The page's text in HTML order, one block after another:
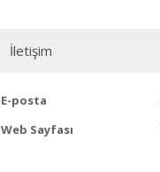
İletişim
E-posta
Web Sayfası